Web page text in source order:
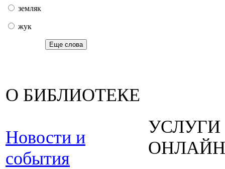
земляк
жук
Еще слова
О БИБЛИОТЕКЕ
Новости и
события
УСЛУГИ
ОНЛАЙН